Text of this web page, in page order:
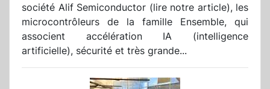
société Alif Semiconductor (lire notre article), les
microcontrôleurs de la famille Ensemble, qui
associent accélération IA (intelligence
artificielle), sécurité et très grande...